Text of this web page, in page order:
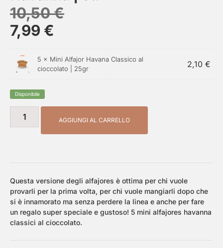
10,50€
7,99 €
5 × Mini Alfajor Havana Classico al
cioccolato | 25gr
2,10 €
Disponibile
AGGIUNGI AL CARRELLO
Questa versione degli alfajores è ottima per chi vuole
provarli per la prima volta, per chi vuole mangiarli dopo che
si è innamorato ma senza perdere la linea e anche per fare
un regalo super speciale e gustoso! 5 mini alfajores havanna
classici al cioccolato.